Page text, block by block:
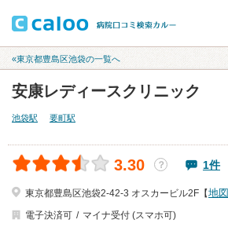
«東京都豊島区池袋の一覧へ
安康レディースクリニック
池袋駅 要町駅
3.30 ？ 1件
東京都豊島区池袋2-42-3 オスカービル2F【地図
電子決済可
マイナ受付 (スマホ可)